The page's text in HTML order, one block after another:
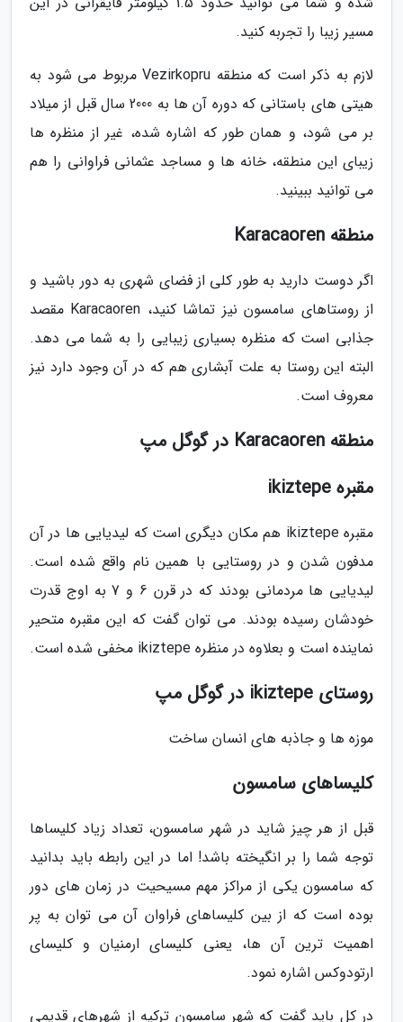
مسیر زیبا را تجربه کنید.
لازم به ذکر است که منطقه Vezirkopru مربوط می شود به
هیتی های باستانی که دوره آن ها به 2000 سال قبل از میلاد
بر می شود، و همان طور که اشاره شده، غیر از منظره ها
زیبای این منطقه، خانه ها و مساجد عثمانی فراوانی را هم
می توانید ببینید.
منطقه Karacaoren
اگر دوست دارید به طور کلی از فضای شهری به دور باشید و
از روستاهای سامسون نیز تماشا کنید، Karacaoren مقصد
جذابی است که منظره بسیاری زیبایی را به شما می دهد.
البته این روستا به علت آبشاری هم که در آن وجود دارد نیز
معروف است.
منطقه Karacaoren در گوگل مپ
مقبره ikiztepe
مقبره ikiztepe هم مکان دیگری است که لیدیایی ها در آن
مدفون شدن و در روستایی با همین نام واقع شده است.
لیدیایی ها مردمانی بودند که در قرن 6 و 7 به اوج قدرت
خودشان رسیده بودند. می توان گفت که این مقبره متحیر
نماینده است و بعلاوه در منظره ikiztepe مخفی شده است.
روستای ikiztepe در گوگل مپ
موزه ها و جاذبه های انسان ساخت
کلیساهای سامسون
قبل از هر چیز شاید در شهر سامسون، تعداد زیاد کلیساها
توجه شما را بر انگیخته باشد! اما در این رابطه باید بدانید
که سامسون یکی از مراکز مهم مسیحیت در زمان های دور
بوده است که از بین کلیساهای فراوان آن می توان به پر
اهمیت ترین آن ها، یعنی کلیسای ارمنیان و کلیسای
ارتودوکس اشاره نمود.
در کل باید گفت که شهر سامسون ترکیه از شهرهای قدیمی